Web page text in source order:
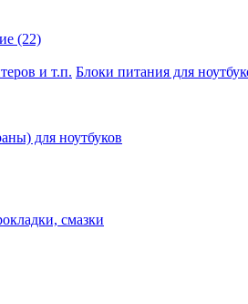
(22)
Блоки питания для
для ноутбуков
смазки